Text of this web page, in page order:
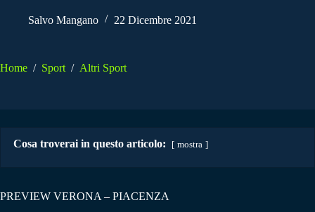
Salvo Mangano 22 Dicembre 2021
Home / Sport / Altri Sport
Cosa troverai in questo articolo: mostra
PREVIEW VERONA – PIACENZA